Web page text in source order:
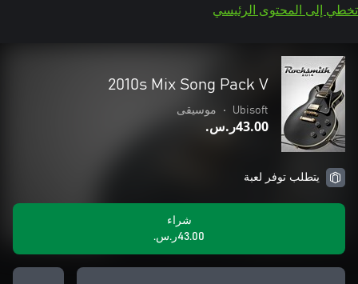
تخطي إلى المحتوى الرئيسي
2010s Mix Song Pack V
Ubisoft
• موسيقى
‪ر.س.‏‎43.00‬
يتطلب توفر لعبة
شراء
‪ر.س.‏‎43.00‬